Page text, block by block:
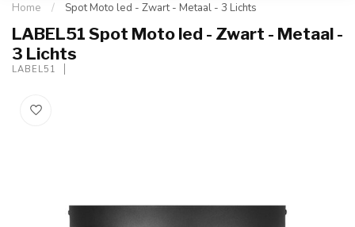
Home / Spot Moto led - Zwart - Metaal - 3 Lichts
LABEL51 Spot Moto led - Zwart - Metaal -
3 Lichts
LABEL51